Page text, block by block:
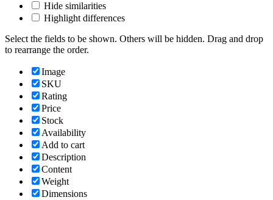
КОНФЕТЫ
количество
Hide similarities
Highlight differences
Select the fields to be shown. Others will be hidden. Drag and drop
to rearrange the order.
Image
SKU
Rating
Price
Stock
Availability
Add to cart
Description
Content
Weight
Dimensions